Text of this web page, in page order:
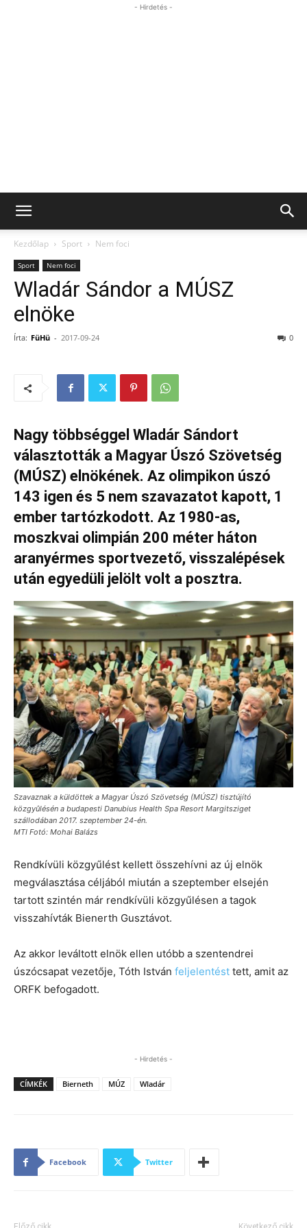
- Hirdetés -
Kezdőlap Sport Nem foci
Sport Nem foci
Wladár Sándor a MÚSZ
elnöke
Írta: FüHü - 2017-09-24 0
Nagy többséggel Wladár Sándort
választották a Magyar Úszó Szövetség
(MÚSZ) elnökének. Az olimpikon úszó
143 igen és 5 nem szavazatot kapott, 1
ember tartózkodott. Az 1980-as,
moszkvai olimpián 200 méter háton
aranyérmes sportvezető, visszalépések
után egyedüli jelölt volt a posztra.
Szavaznak a küldöttek a Magyar Úszó Szövetség (MÚSZ) tisztújító
közgyûlésén a budapesti Danubius Health Spa Resort Margitsziget
szállodában 2017. szeptember 24-én.
MTI Fotó: Mohai Balázs
Rendkívüli közgyűlést kellett összehívni az új elnök
megválasztása céljából miután a szeptember elsején
tartott szintén már rendkívüli közgyűlésen a tagok
visszahívták Bienerth Gusztávot.
Az akkor leváltott elnök ellen utóbb a szentendrei
úszócsapat vezetője, Tóth István feljelentést tett, amit az
ORFK befogadott.
- Hirdetés -
CÍMKÉK Bierneth MÚZ Wladár
Facebook Twitter